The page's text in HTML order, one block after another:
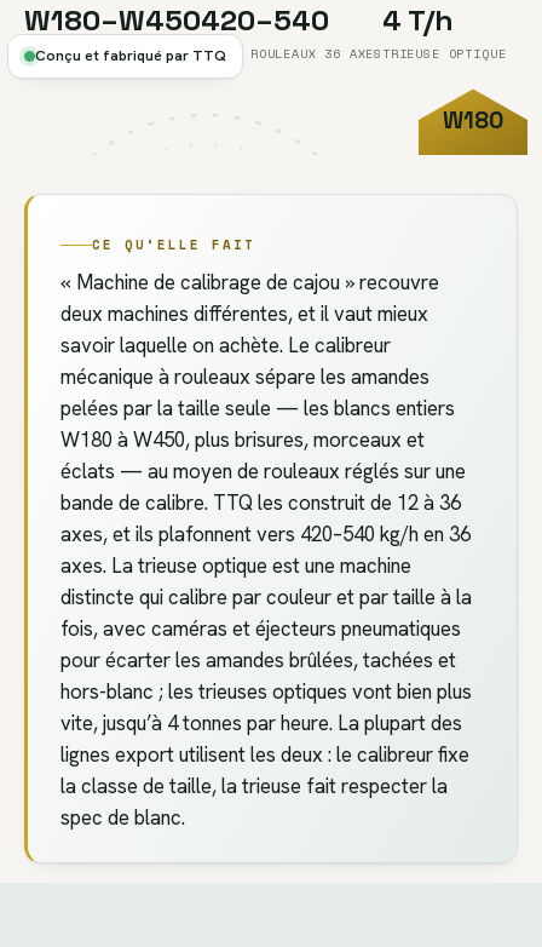
W180–W450
CALIBRES
420–540
KG/H, ROULEAUX 36 AXES
4 T/h
TRIEUSE OPTIQUE
FIG.06
W180
Conçu et fabriqué par TTQ
CE QU’ELLE FAIT
« Machine de calibrage de cajou » recouvre
deux machines différentes, et il vaut mieux
savoir laquelle on achète. Le calibreur
mécanique à rouleaux sépare les amandes
pelées par la taille seule — les blancs entiers
W180 à W450, plus brisures, morceaux et
éclats — au moyen de rouleaux réglés sur une
bande de calibre. TTQ les construit de 12 à 36
axes, et ils plafonnent vers 420–540 kg/h en 36
axes. La trieuse optique est une machine
distincte qui calibre par couleur et par taille à la
fois, avec caméras et éjecteurs pneumatiques
pour écarter les amandes brûlées, tachées et
hors-blanc ; les trieuses optiques vont bien plus
vite, jusqu’à 4 tonnes par heure. La plupart des
lignes export utilisent les deux : le calibreur fixe
la classe de taille, la trieuse fait respecter la
spec de blanc.